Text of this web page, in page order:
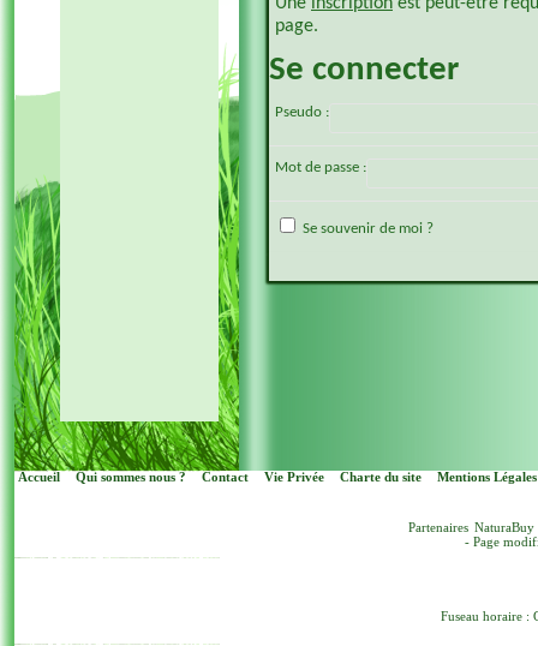
page.
Se connecter
Pseudo :
Mot de passe :
Se souvenir de moi ?
Accueil Qui sommes nous ? Contact Vie Privée Charte du site Mentions Légales
Partenaires NaturaBuy
- Page
Fuseau horaire :